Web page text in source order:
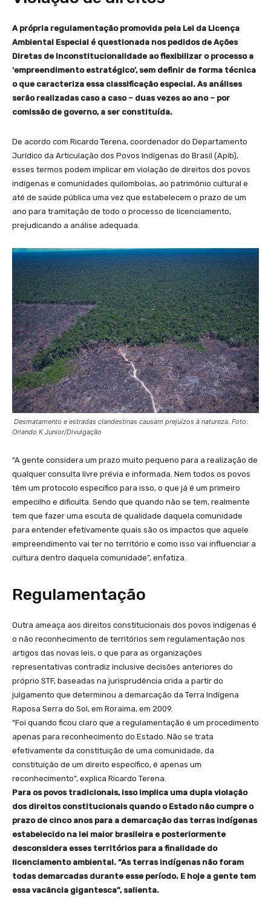
A própria regulamentação promovida pela Lei da Licença
Ambiental Especial é questionada nos pedidos de Ações
Diretas de Inconstitucionalidade ao flexibilizar o processo a
‘empreendimento estratégico’, sem definir de forma técnica
o que caracteriza essa classificação especial. As análises
serão realizadas caso a caso – duas vezes ao ano – por
comissão de governo, a ser constituída.
De acordo com Ricardo Terena, coordenador do Departamento
Jurídico da Articulação dos Povos Indígenas do Brasil (Apib),
esses termos podem implicar em violação de direitos dos povos
indígenas e comunidades quilombolas, ao patrimônio cultural e
até de saúde pública uma vez que estabelecem o prazo de um
ano para tramitação de todo o processo de licenciamento,
prejudicando a análise adequada.
Desmatamento e estradas clandestinas causam prejuízos à natureza. Foto:
Orlando K Junior/Divulgação
“A gente considera um prazo muito pequeno para a realização de
qualquer consulta livre prévia e informada. Nem todos os povos
têm um protocolo específico para isso, o que já é um primeiro
empecilho e dificulta. Sendo que quando não se tem, realmente
tem que fazer uma escuta de qualidade daquela comunidade
para entender efetivamente quais são os impactos que aquele
empreendimento vai ter no território e como isso vai influenciar a
cultura dentro daquela comunidade”, enfatiza.
Regulamentação
Outra ameaça aos direitos constitucionais dos povos indígenas é
o não reconhecimento de territórios sem regulamentação nos
artigos das novas leis, o que para as organizações
representativas contradiz inclusive decisões anteriores do
próprio STF, baseadas na jurisprudência crida a partir do
julgamento que determinou a demarcação da Terra Indígena
Raposa Serra do Sol, em Roraima, em 2009.
“Foi quando ficou claro que a regulamentação é um procedimento
apenas para reconhecimento do Estado. Não se trata
efetivamente da constituição de uma comunidade, da
constituição de um direito específico, é apenas um
reconhecimento”, explica Ricardo Terena.
Para os povos tradicionais, isso implica uma dupla violação
dos direitos constitucionais quando o Estado não cumpre o
prazo de cinco anos para a demarcação das terras indígenas
estabelecido na lei maior brasileira e posteriormente
desconsidera esses territórios para a finalidade do
licenciamento ambiental. “As terras indígenas não foram
todas demarcadas durante esse período. E hoje a gente tem
essa vacância gigantesca”, salienta.